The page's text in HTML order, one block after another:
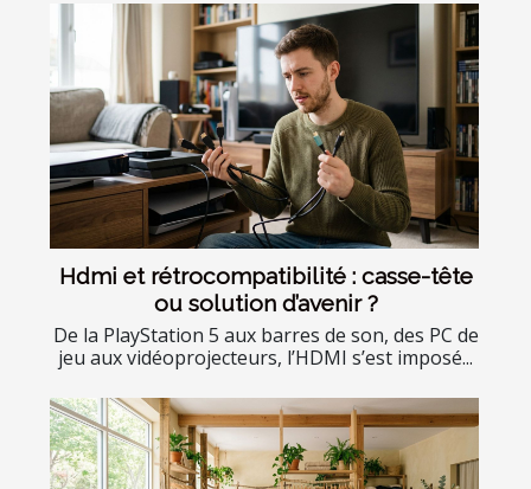
Hdmi et rétrocompatibilité : casse-tête
ou solution d’avenir ?
De la PlayStation 5 aux barres de son, des PC de
jeu aux vidéoprojecteurs, l’HDMI s’est imposé...